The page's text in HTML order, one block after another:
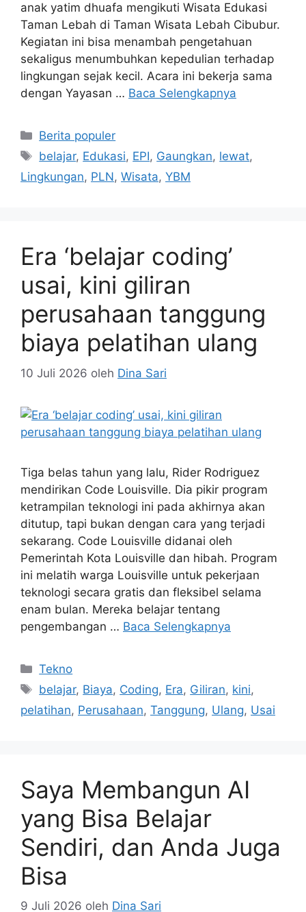
anak yatim dhuafa mengikuti Wisata Edukasi
Taman Lebah di Taman Wisata Lebah Cibubur.
Kegiatan ini bisa menambah pengetahuan
sekaligus menumbuhkan kepedulian terhadap
lingkungan sejak kecil. Acara ini bekerja sama
dengan Yayasan … Baca Selengkapnya
Kategori
Berita populer
Tag
belajar, Edukasi, EPI, Gaungkan, lewat,
Lingkungan, PLN, Wisata, YBM
Era ‘belajar coding’
usai, kini giliran
perusahaan tanggung
biaya pelatihan ulang
10 Juli 2026 oleh Dina Sari
Tiga belas tahun yang lalu, Rider Rodriguez
mendirikan Code Louisville. Dia pikir program
ketrampilan teknologi ini pada akhirnya akan
ditutup, tapi bukan dengan cara yang terjadi
sekarang. Code Louisville didanai oleh
Pemerintah Kota Louisville dan hibah. Program
ini melatih warga Louisville untuk pekerjaan
teknologi secara gratis dan fleksibel selama
enam bulan. Mereka belajar tentang
pengembangan … Baca Selengkapnya
Kategori
Tekno
Tag
belajar, Biaya, Coding, Era, Giliran, kini,
pelatihan, Perusahaan, Tanggung, Ulang, Usai
Saya Membangun AI
yang Bisa Belajar
Sendiri, dan Anda Juga
Bisa
9 Juli 2026 oleh Dina Sari